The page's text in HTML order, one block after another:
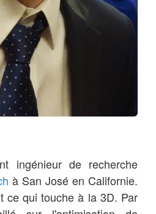
ingénieur de recherche
à San José en Californie.
ce qui touche à la 3D. Par